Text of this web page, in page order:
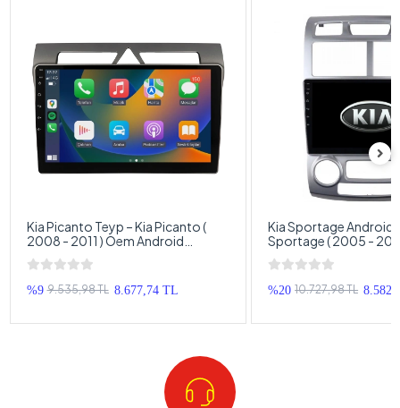
Kia Picanto Teyp – Kia Picanto (
2008 - 2011 ) Oem Android
Multimedya – Kia Picanto Android
Double Teyp
%9 9.535,98 TL 8.677,74 TL
Kia Sportage Android
Sportage ( 2005 -
Android Multimedya –
Sportage Android
%20 10.727,98 TL